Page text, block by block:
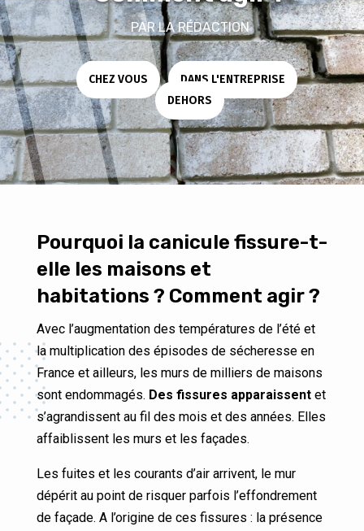
PARLA RÉDACTION
CHEZ VOUS | DANS L'ENTREPRISE
|
DEHORS
Pourquoi la canicule fissure-t-
elle les maisons et
habitations ? Comment agir ?
Avec l’augmentation des températures de l’été et
la multiplication des épisodes de sécheresse en
France et ailleurs, les murs de milliers de maisons
sont endommagés. Des fissures apparaissent et
s’agrandissent au fil des mois et des années. Elles
affaiblissent les murs et les façades.
Les fuites et les courants d’air arrivent, le mur
dépérit au point de risquer parfois l’effondrement
de façade. A l’origine de ces fissures : la présence